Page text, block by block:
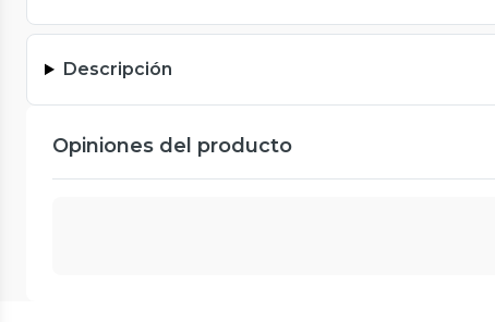
Descripción
Opiniones del producto